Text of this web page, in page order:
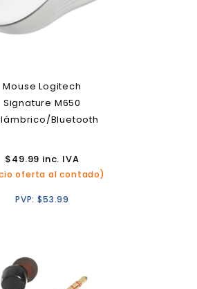
Mouse Logitech
Signature M650
Bluetooth
$49.99 inc. IVA
oferta al contado)
PVP:$53.99